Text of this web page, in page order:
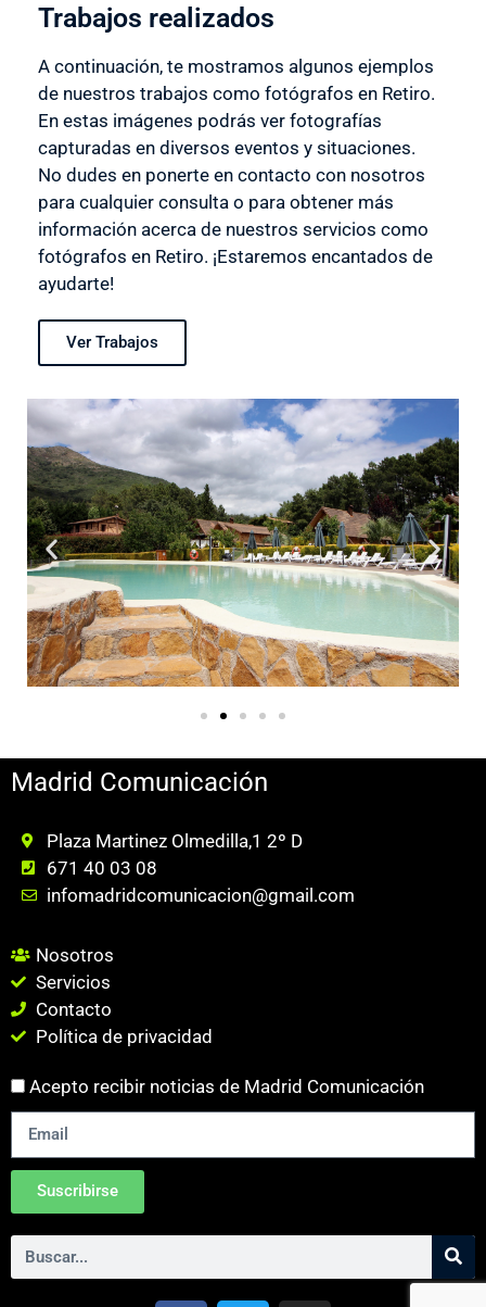
Trabajos realizados
A continuación, te mostramos algunos ejemplos
de nuestros trabajos como fotógrafos en Retiro.
En estas imágenes podrás ver fotografías
capturadas en diversos eventos y situaciones.
No dudes en ponerte en contacto con nosotros
para cualquier consulta o para obtener más
información acerca de nuestros servicios como
fotógrafos en Retiro. ¡Estaremos encantados de
ayudarte!
Ver Trabajos
Madrid Comunicación
Plaza Martinez Olmedilla,1 2º D
671 40 03 08
infomadridcomunicacion@gmail.com
Nosotros
Servicios
Contacto
Política de privacidad
Acepto recibir noticias de Madrid Comunicación
Suscribirse